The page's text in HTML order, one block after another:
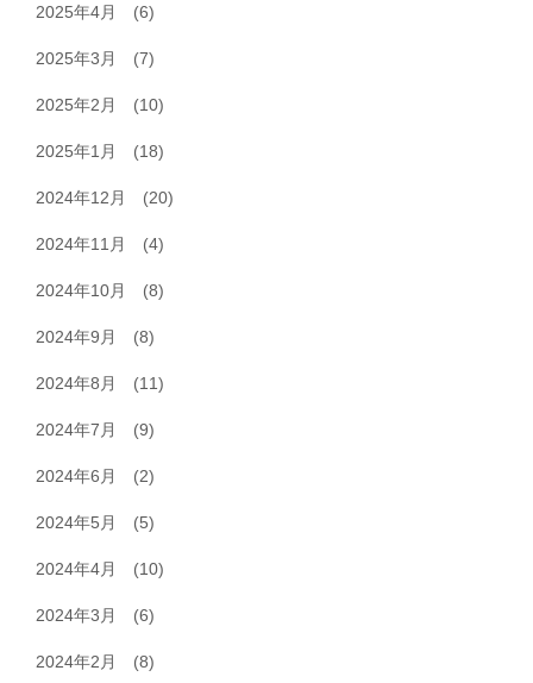
2025年4月 (6)
2025年3月 (7)
2025年2月 (10)
2025年1月 (18)
2024年12月 (20)
2024年11月 (4)
2024年10月 (8)
2024年9月 (8)
2024年8月 (11)
2024年7月 (9)
2024年6月 (2)
2024年5月 (5)
2024年4月 (10)
2024年3月 (6)
2024年2月 (8)